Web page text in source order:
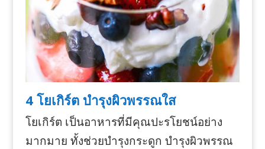
4 โยเกิร์ต บำรุงผิวพรรณใส
โยเกิร์ต เป็นอาหารที่มีคุณปะรโยชน์อย่าง
มากมาย ทั้งช่วยบำรุงกระดูก บำรุงผิวพรรณ